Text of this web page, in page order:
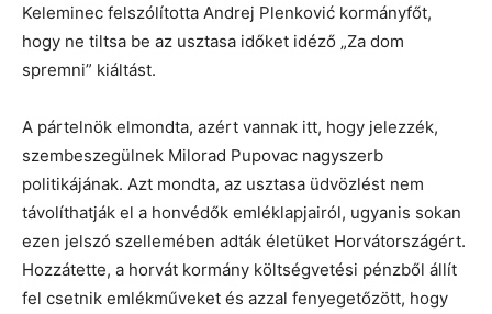
Keleminec felszólította Andrej Plenković kormányfőt,
hogy ne tiltsa be az usztasa időket idéző „Za dom
spremni” kiáltást.
A pártelnök elmondta, azért vannak itt, hogy jelezzék,
szembeszegülnek Milorad Pupovac nagyszerb
politikájának. Azt mondta, az usztasa üdvözlést nem
távolíthatják el a honvédők emléklapjairól, ugyanis sokan
ezen jelszó szellemében adták életüket Horvátországért.
Hozzátette, a horvát kormány költségvetési pénzből állít
fel csetnik emlékműveket és azzal fenyegetőzött, hogy